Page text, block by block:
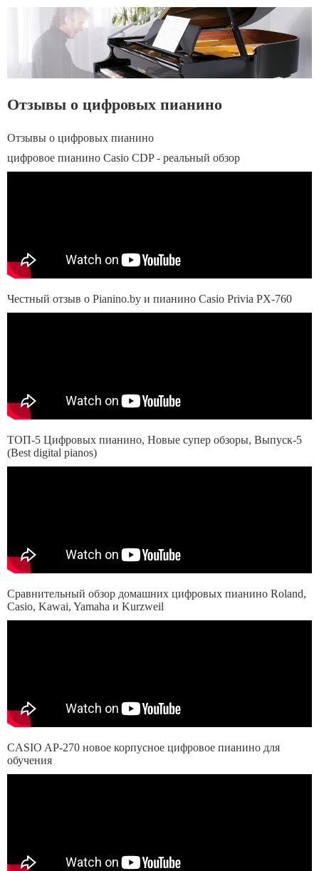
Отзывы о цифровых пианино
Отзывы о цифровых пианино
цифровое пианино Casio CDP - реальный обзор
Честный отзыв о Pianino.by и пианино Casio Privia PX-760
ТОП-5 Цифровых пианино, Новые супер обзоры, Выпуск-5
(Best digital pianos)
Сравнительный обзор домашних цифровых пианино Roland,
Casio, Kawai, Yamaha и Kurzweil
CASIO AP-270 новое корпусное цифровое пианино для
обучения